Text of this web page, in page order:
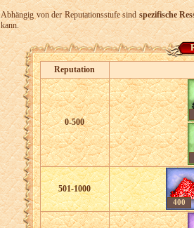
Abhängig von der Reputationsstufe sindspezifische
kann.
Reputation
0-500
501-1000
400